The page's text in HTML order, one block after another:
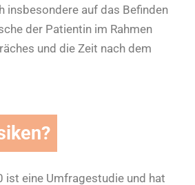
insbesondere auf das Befinden
der Patientin im Rahmen
und die Zeit nach dem
ist eine Umfragestudie und hat